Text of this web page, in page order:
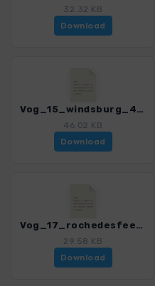
32.32 KB
Download
Vog_15_windsburg_4018_8.gpx
46.02 KB
Download
Vog_17_rochedesfees_4018_8.gpx
29.58 KB
Download